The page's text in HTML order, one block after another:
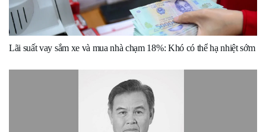
Lãi suất vay sắm xe và mua nhà chạm 18%: Khó có thể hạ nhiệt sớm